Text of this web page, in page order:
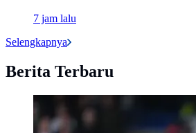
7 jam lalu
Selengkapnya
Berita Terbaru